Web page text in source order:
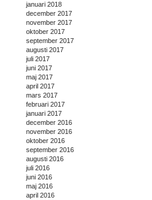
januari 2018
december 2017
november 2017
oktober 2017
september 2017
augusti 2017
juli 2017
juni 2017
maj 2017
april 2017
mars 2017
februari 2017
januari 2017
december 2016
november 2016
oktober 2016
september 2016
augusti 2016
juli 2016
juni 2016
maj 2016
april 2016